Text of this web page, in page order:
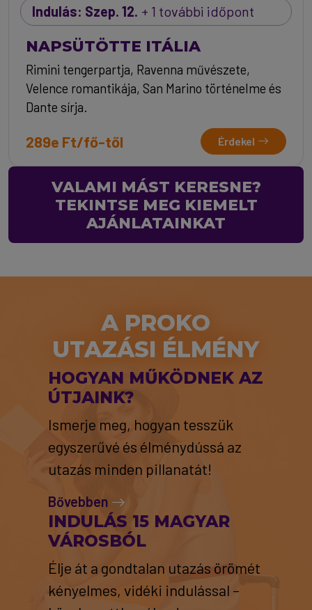
Indulás: Szep. 12. + 1 további időpont
NAPSÜTÖTTE ITÁLIA
Rimini tengerpartja, Ravenna művészete,
Velence romantikája, San Marino történelme és
Dante sírja.
289e Ft/fő-től Érdekel
VALAMI MÁST KERESNE?
TEKINTSE MEG KIEMELT
AJÁNLATAINKAT
A PROKO
UTAZÁSI ÉLMÉNY
HOGYAN MŰKÖDNEK AZ
ÚTJAINK?
Ismerje meg, hogyan tesszük
egyszerűvé és élménydússá az
utazás minden pillanatát!
Bővebben
INDULÁS 15 MAGYAR
VÁROSBÓL
Élje át a gondtalan utazás örömét
kényelmes, vidéki indulással –